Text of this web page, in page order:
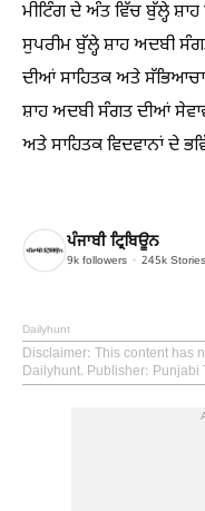
ਮੀਟਿੰਗ ਦੇ ਅੰਤ ਵਿੱਚ ਬੁੱਲ੍ਹੇ
ਸੁਪਰੀਮ ਬੁੱਲ੍ਹੇ ਸ਼ਾਹ ਅਦਬੀ
ਦੀਆਂ ਸਾਹਿਤਕ ਅਤੇ
ਸ਼ਾਹ ਅਦਬੀ ਸੰਗਤ ਦੀਆਂ
ਅਤੇ ਸਾਹਿਤਕ ਵਿਦਵਾਨਾਂ ਦੇ
ਪੰਜਾਬੀ ਟ੍ਰਿਬਿਊਨ
9k followers 245k Stories
Dailyhunt
Disclaimer: This content has
Dailyhunt. Publisher: Punjabi